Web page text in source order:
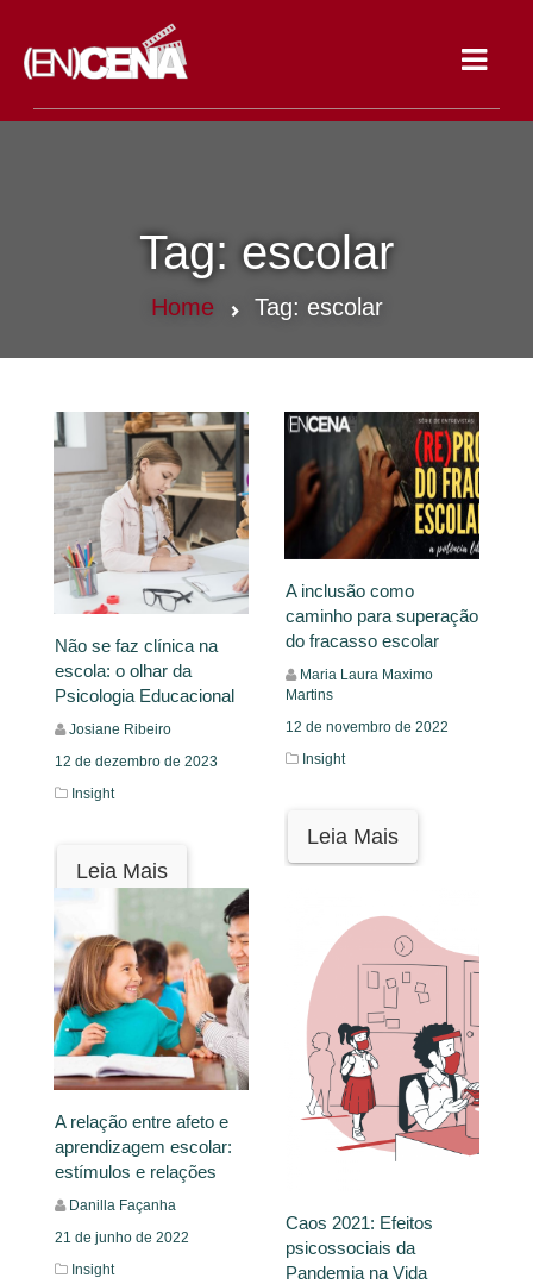
Tag: escolar
Home Tag: escolar
Não se faz clínica na
escola: o olhar da
Psicologia Educacional
Josiane Ribeiro
12 de dezembro de 2023
Insight
Leia Mais
A inclusão como
caminho para superação
do fracasso escolar
Maria Laura Maximo
Martins
12 de novembro de 2022
Insight
Leia Mais
A relação entre afeto e
aprendizagem escolar:
estímulos e relações
Danilla Façanha
21 de junho de 2022
Insight
Caos 2021: Efeitos
psicossociais da
Pandemia na Vida